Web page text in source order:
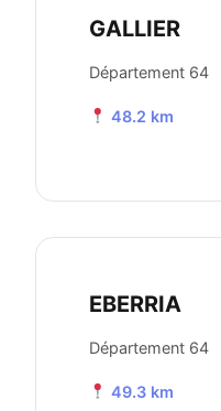
GALLIER
Département 64
48.2 km
EBERRIA
Département 64
49.3 km